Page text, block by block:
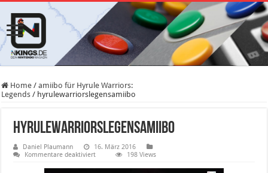
Home / amiibo für Hyrule Warriors:
Legends / hyrulewarriorslegensamiibo
hyrulewarriorslegensamiibo
Daniel Plaumann
16. März 2016
Kommentare deaktiviertfür
198 Views